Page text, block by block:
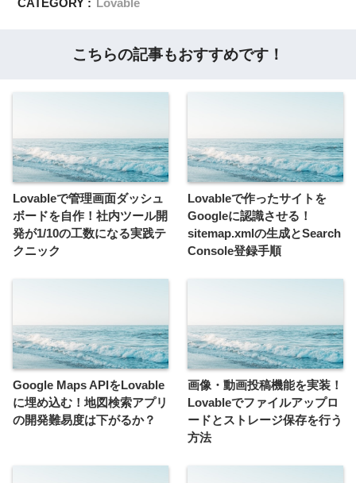
こちらの記事もおすすめです！
Lovableで管理画面ダッシュ
ボードを自作！社内ツール開
発が1/10の工数になる実践テ
クニック
Lovableで作ったサイトを
Googleに認識させる！
sitemap.xmlの生成とSearch
Console登録手順
Google Maps APIをLovable
に埋め込む！地図検索アプリ
の開発難易度は下がるか？
画像・動画投稿機能を実装！
Lovableでファイルアップロ
ードとストレージ保存を行う
方法